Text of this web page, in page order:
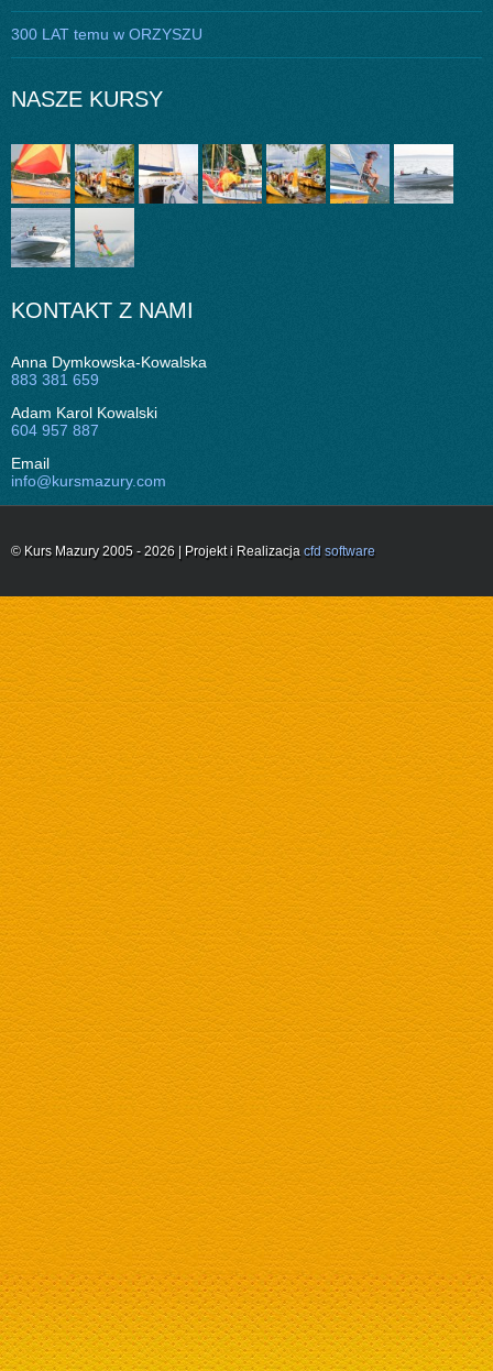
300 LAT temu w ORZYSZU
NASZE KURSY
KONTAKT Z NAMI
Anna Dymkowska-Kowalska
883 381 659
Adam Karol Kowalski
604 957 887
Email
info@kursmazury.com
© Kurs Mazury 2005 - 2026 | Projekt i Realizacja cfd software